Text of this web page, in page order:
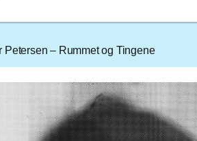
Petersen – Rummet og Tingene